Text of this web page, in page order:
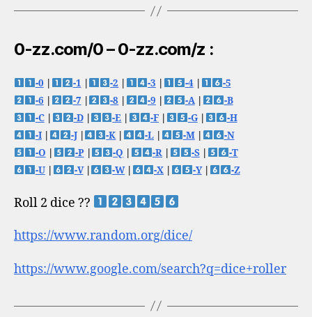
0-zz.com/0 – 0-zz.com/z :
-0 -1 -2 -3 -4|
-5
-6
-7 -8 -9 -A|
-B
-C| -D| -E -F -G|
-H
-I| -J| -K -L -M|
-N
-O
-P| -Q -R -S|
-T
-U| -V| -W| -X -Y| -Z
Roll 2 dice ??
https://www.random.org/dice/
https://www.google.com/search?q=dice+roller